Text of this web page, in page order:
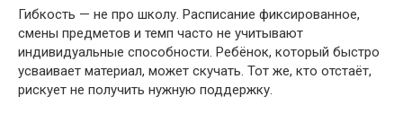
Гибкость — не про школу. Расписание фиксированное,
смены предметов и темп часто не учитывают
индивидуальные способности. Ребёнок, который быстро
усваивает материал, может скучать. Тот же, кто отстаёт,
рискует не получить нужную поддержку.